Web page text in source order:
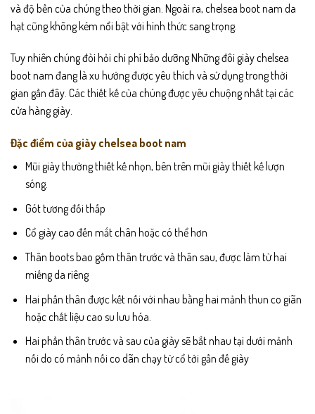
và độ bền của chúng theo thời gian. Ngoài ra, chelsea boot nam da
hạt cũng không kém nổi bật với hình thức sang trọng.
Tuy nhiên chúng đòi hỏi chi phí bảo dưỡng Những đôi giày chelsea
boot nam đang là xu hướng được yêu thích và sử dụng trong thời
gian gần đây. Các thiết kế của chúng được yêu chuộng nhất tại các
cửa hàng giày.
Đặc điểm của giày chelsea boot nam
Mũi giày thường thiết kế nhọn, bên trên mũi giày thiết kế lượn
sóng.
Gót tương đối thấp
Cổ giày cao đến mắt chân hoặc có thể hơn
Thân boots bao gồm thân trước và thân sau, được làm từ hai
miếng da riêng
Hai phần thân được kết nối với nhau bằng hai mảnh thun co giãn
hoặc chất liệu cao su lưu hóa.
Hai phần thân trước và sau của giày sẽ bắt nhau tại dưới mảnh
nối do có mảnh nối co dãn chạy từ cổ tới gần đế giày